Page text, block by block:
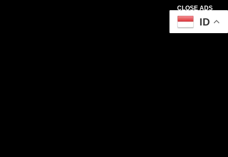
CLOSE ADS
ID